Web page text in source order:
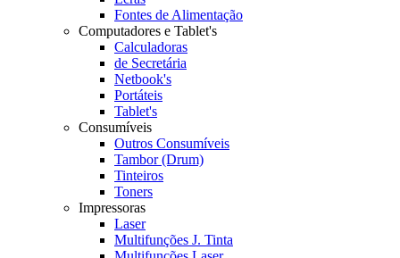
Fontes de Alimentação
Computadores e Tablet's
Calculadoras
de Secretária
Netbook's
Portáteis
Tablet's
Consumíveis
Outros Consumíveis
Tambor (Drum)
Tinteiros
Toners
Impressoras
Laser
Multifunções J. Tinta